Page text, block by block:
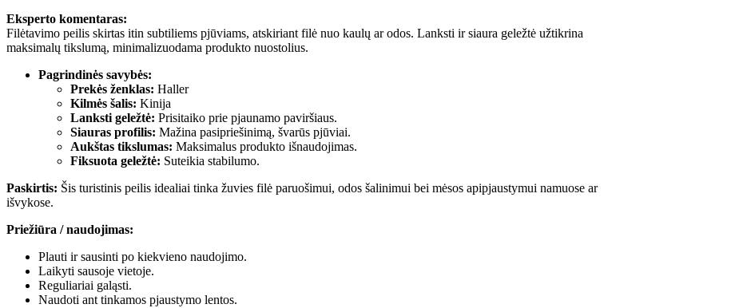
Eksperto komentaras:
Filėtavimo peilis skirtas itin subtiliems pjūviams, atskiriant filė nuo kaulų ar odos. Lanksti ir siaura geležtė užtikrina
maksimalų tikslumą, minimalizuodama produkto nuostolius.
Pagrindinės savybės:
Prekės ženklas: Haller
Kilmės šalis: Kinija
Lanksti geležtė: Prisitaiko prie pjaunamo paviršiaus.
Siauras profilis: Mažina pasipriešinimą, švarūs pjūviai.
Aukštas tikslumas: Maksimalus produkto išnaudojimas.
Fiksuota geležtė: Suteikia stabilumo.
Paskirtis: Šis turistinis peilis idealiai tinka žuvies filė paruošimui, odos šalinimui bei mėsos apipjaustymui namuose ar
išvykose.
Priežiūra / naudojimas:
Plauti ir sausinti po kiekvieno naudojimo.
Laikyti sausoje vietoje.
Reguliariai galąsti.
Naudoti ant tinkamos pjaustymo lentos.